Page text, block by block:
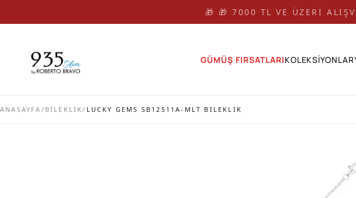
🎁 🎁 7000 TL VE ÜZERİ
GÜMÜŞ FIRSATLARIKOLEKSİYONLAR
ANASAYFA / BİLEKLİK/ LUCKY GEMS SB12511A-MLT BILEKLIK